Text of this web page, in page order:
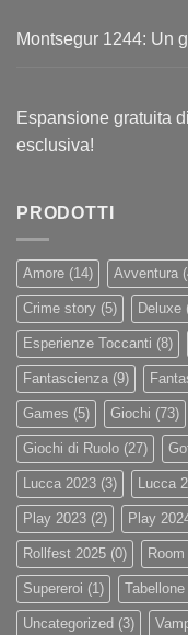
Montsegur 1244: Un
Espansione gratuita
esclusiva!
PRODOTTI
Amore (14) Avventura
Crime story (5) Deluxe
Esperienze Toccanti (8)
Fantascienza (9)
Games (5) Giochi (73)
Giochi di Ruolo (27)
Lucca 2023 (3) Lucca
Play 2023 (2) Play
Rollfest 2025 (0)
Supereroi (1)
Uncategorized (3)